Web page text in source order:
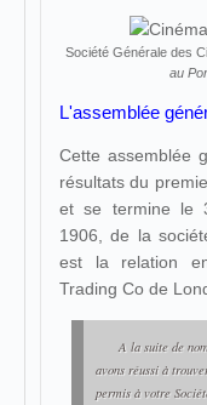
Société Générale des
au
L'assemblée
Cette assemblée
résultats du
et se termine le
1906, de la
est la relation
Trading Co de
A la suite de
avons réussi à
permis à votre